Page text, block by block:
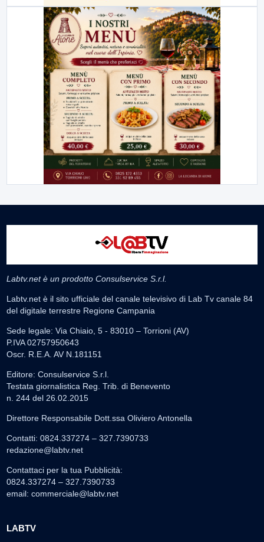
Labtv.net è un prodotto Consulservice S.r.l.
Labtv.net è il sito ufficiale del canale televisivo di Lab Tv canale 84
del digitale terrestre Regione Campania
Sede legale: Via Chiaio, 5 - 83010 – Torrioni (AV)
P.IVA 02757950643
Oscr. R.E.A. AV N.181151
Editore: Consulservice S.r.l.
Testata giornalistica Reg. Trib. di Benevento
n. 244 del 26.02.2015
Direttore Responsabile Dott.ssa Oliviero Antonella
Contatti: 0824.337274 – 327.7390733
redazione@labtv.net
Contattaci per la tua Pubblicità:
0824.337274 – 327.7390733
email: commerciale@labtv.net
LABTV